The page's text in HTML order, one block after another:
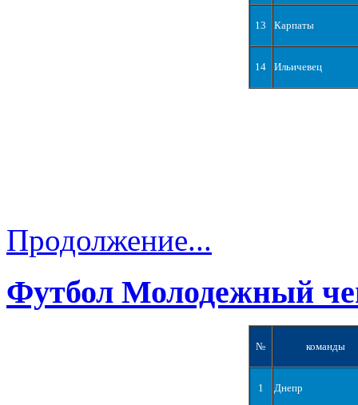
13 Карпаты
14 Ильичевец
Продолжение...
Футбол Молодежный
№ команды
1 Днепр